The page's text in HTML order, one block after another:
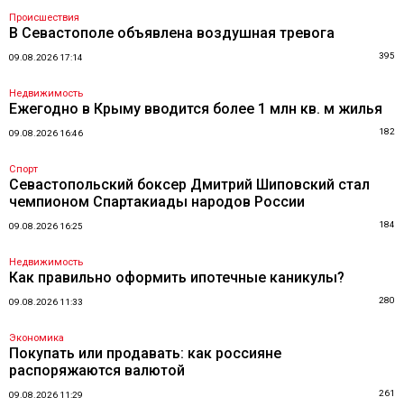
Происшествия
В Севастополе объявлена воздушная тревога
09.08.2026 17:14 395
Недвижимость
Ежегодно в Крыму вводится более 1 млн кв. м жилья
09.08.2026 16:46 182
Спорт
Севастопольский боксер Дмитрий Шиповский стал
чемпионом Спартакиады народов России
09.08.2026 16:25 184
Недвижимость
Как правильно оформить ипотечные каникулы?
09.08.2026 11:33 280
Экономика
Покупать или продавать: как россияне
распоряжаются валютой
09.08.2026 11:29 261